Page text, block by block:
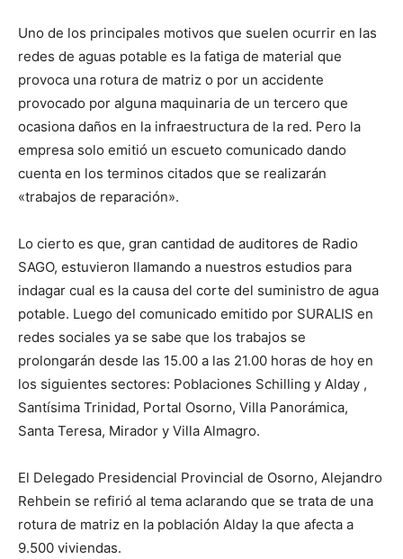
Uno de los principales motivos que suelen ocurrir en las
redes de aguas potable es la fatiga de material que
provoca una rotura de matriz o por un accidente
provocado por alguna maquinaria de un tercero que
ocasiona daños en la infraestructura de la red. Pero la
empresa solo emitió un escueto comunicado dando
cuenta en los terminos citados que se realizarán
«trabajos de reparación».
Lo cierto es que, gran cantidad de auditores de Radio
SAGO, estuvieron llamando a nuestros estudios para
indagar cual es la causa del corte del suministro de agua
potable. Luego del comunicado emitido por SURALIS en
redes sociales ya se sabe que los trabajos se
prolongarán desde las 15.00 a las 21.00 horas de hoy en
los siguientes sectores: Poblaciones Schilling y Alday ,
Santísima Trinidad, Portal Osorno, Villa Panorámica,
Santa Teresa, Mirador y Villa Almagro.
El Delegado Presidencial Provincial de Osorno, Alejandro
Rehbein se refirió al tema aclarando que se trata de una
rotura de matriz en la población Alday la que afecta a
9.500 viviendas.